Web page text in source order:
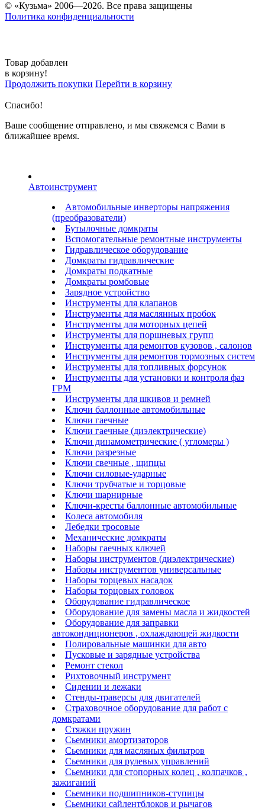
© «Кузьма» 2006—2026. Все права защищены
Политика конфиденциальности
Товар добавлен
в корзину!
Продолжить покупки Перейти в корзину
Спасибо!
Ваше сообщение отправлено, и мы свяжемся с Вами в
ближайшее время.
Автоинструмент
Автомобильные инверторы напряжения
(преобразователи)
Бутылочные домкраты
Вспомогательные ремонтные инструменты
Гидравлическое оборудование
Домкраты гидравлические
Домкраты подкатные
Домкраты ромбовые
Зарядное устройство
Инструменты для клапанов
Инструменты для маслянных пробок
Инструменты для моторных цепей
Инструменты для поршневых групп
Инструменты для ремонтов кузовов , салонов
Инструменты для ремонтов тормозных систем
Инструменты для топливных форсунок
Инструменты для установки и контроля фаз
ГРМ
Инструменты для шкивов и ремней
Ключи баллонные автомобильные
Ключи гаечные
Ключи гаечные (диэлектрические)
Ключи динамометрические ( угломеры )
Ключи разрезные
Ключи свечные , щипцы
Ключи силовые-ударные
Ключи трубчатые и торцовые
Ключи шарнирные
Ключи-кресты баллонные автомобильные
Колеса автомобиля
Лебедки тросовые
Механические домкраты
Наборы гаечных ключей
Наборы инструментов (диэлектрические)
Наборы инструментов универсальные
Наборы торцевых насадок
Наборы торцовых головок
Оборудование гидравлическое
Оборудование для замены масла и жидкостей
Оборудование для заправки
автокондиционеров , охлаждающей жидкости
Полировальные машинки для авто
Пусковые и зарядные устройства
Ремонт стекол
Рихтовочный инструмент
Сидении и лежаки
Стенды-траверсы для двигателей
Страховочное оборудование для работ с
домкратами
Стяжки пружин
Сьемники амортизаторов
Сьемники для масляных фильтров
Сьемники для рулевых управлений
Сьемники для стопорных колец , колпачков ,
зажиганий
Сьемники подшипников-ступицы
Сьемники сайлентблоков и рычагов